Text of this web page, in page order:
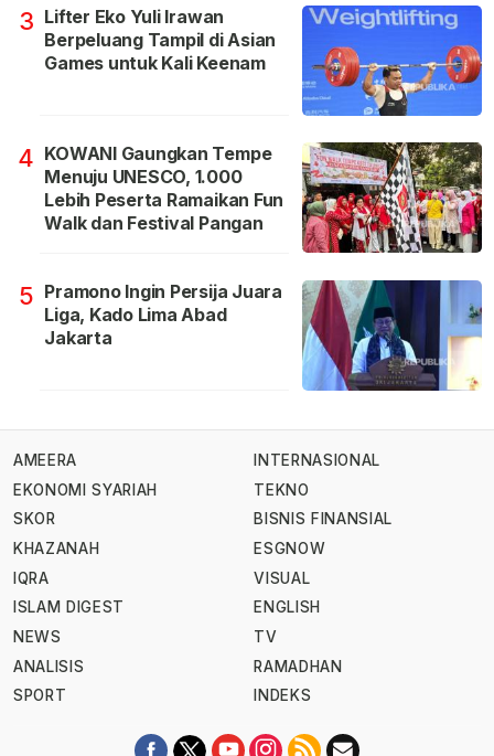
3 Lifter Eko Yuli Irawan
Berpeluang Tampil di Asian
Games untuk Kali Keenam
4 KOWANI Gaungkan Tempe
Menuju UNESCO, 1.000
Lebih Peserta Ramaikan Fun
Walk dan Festival Pangan
5 Pramono Ingin Persija Juara
Liga, Kado Lima Abad
Jakarta
AMEERA
EKONOMI SYARIAH
SKOR
KHAZANAH
IQRA
ISLAM DIGEST
NEWS
ANALISIS
SPORT
INTERNASIONAL
TEKNO
BISNIS FINANSIAL
ESGNOW
VISUAL
ENGLISH
TV
RAMADHAN
INDEKS